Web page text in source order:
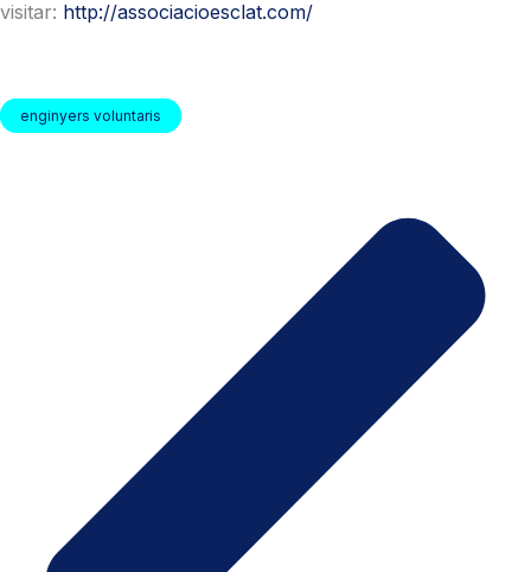
visitar: http://associacioesclat.com/
enginyers voluntaris